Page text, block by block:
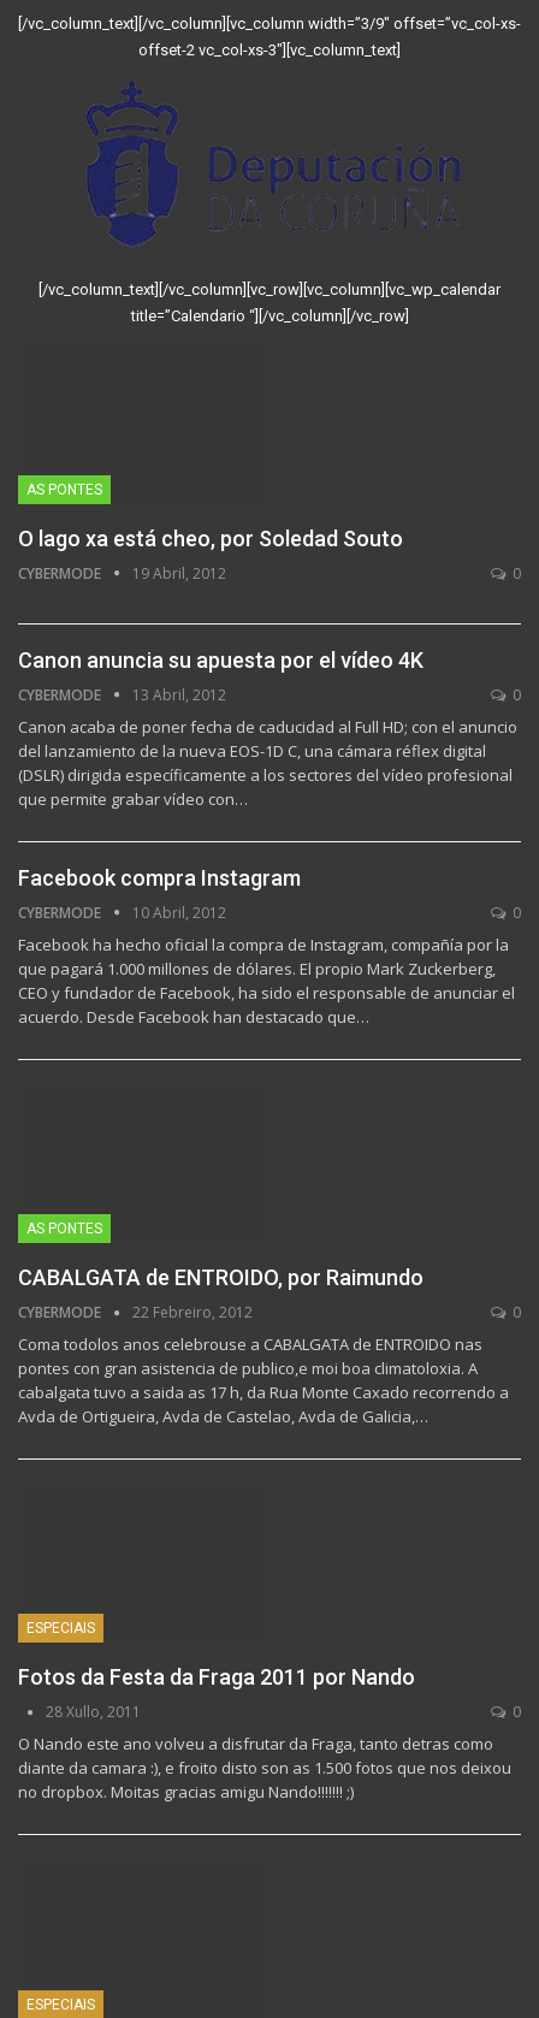
[/vc_column_text][/vc_column][vc_column width=”3/9″ offset=”vc_col-xs-
offset-2 vc_col-xs-3″][vc_column_text]
[/vc_column_text][/vc_column][vc_row][vc_column][vc_wp_calendar
title=”Calendario “][/vc_column][/vc_row]
AS PONTES
O lago xa está cheo, por Soledad Souto
CYBERMODE 19 Abril, 2012 0
Canon anuncia su apuesta por el vídeo 4K
CYBERMODE 13 Abril, 2012 0
Canon acaba de poner fecha de caducidad al Full HD; con el anuncio
del lanzamiento de la nueva EOS-1D C, una cámara réflex digital
(DSLR) dirigida específicamente a los sectores del vídeo profesional
que permite grabar vídeo con…
Facebook compra Instagram
CYBERMODE 10 Abril, 2012 0
Facebook ha hecho oficial la compra de Instagram, compañía por la
que pagará 1.000 millones de dólares. El propio Mark Zuckerberg,
CEO y fundador de Facebook, ha sido el responsable de anunciar el
acuerdo. Desde Facebook han destacado que…
AS PONTES
CABALGATA de ENTROIDO, por Raimundo
CYBERMODE 22 Febreiro, 2012 0
Coma todolos anos celebrouse a CABALGATA de ENTROIDO nas
pontes con gran asistencia de publico,e moi boa climatoloxia. A
cabalgata tuvo a saida as 17 h, da Rua Monte Caxado recorrendo a
Avda de Ortigueira, Avda de Castelao, Avda de Galicia,…
ESPECIAIS
Fotos da Festa da Fraga 2011 por Nando
28 Xullo, 2011 0
O Nando este ano volveu a disfrutar da Fraga, tanto detras como
diante da camara :), e froito disto son as 1.500 fotos que nos deixou
no dropbox. Moitas gracias amigu Nando!!!!!!! ;)
ESPECIAIS